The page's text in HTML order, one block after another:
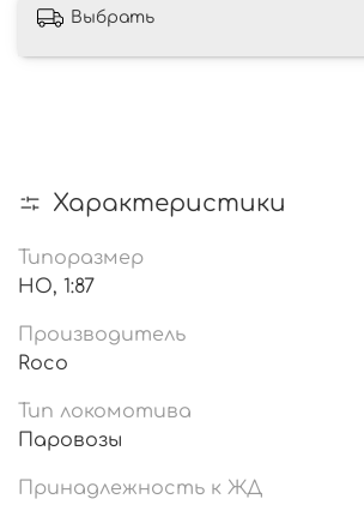
Выбрать
Характеристики
Типоразмер
HO, 1:87
Производитель
Roco
Тип локомотива
Паровозы
Принадлежность к ЖД